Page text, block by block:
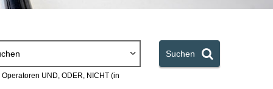
Suchen
UND, ODER, NICHT (in